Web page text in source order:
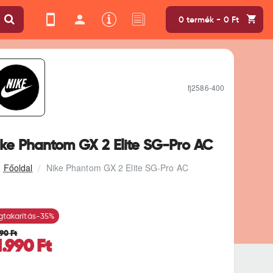
0 termék - 0 Ft
Nike Phantom GX 2 Elite SG-Pro AC
Phantom GX 2 Elite SG-Pro AC
fj2586-400
-35%
Ft
Ft